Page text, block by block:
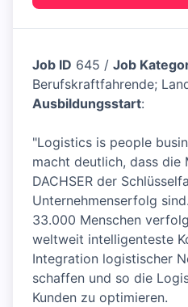
Job ID 645 / Job
Berufskraftfahrende;
Ausbildungsstart:
"Logistics is people
macht deutlich, dass die
DACHSER der
Unternehmenserfolg
33.000 Menschen
weltweit intelligenteste
Integration logistischer
schaffen und so die
Kunden zu optimieren.